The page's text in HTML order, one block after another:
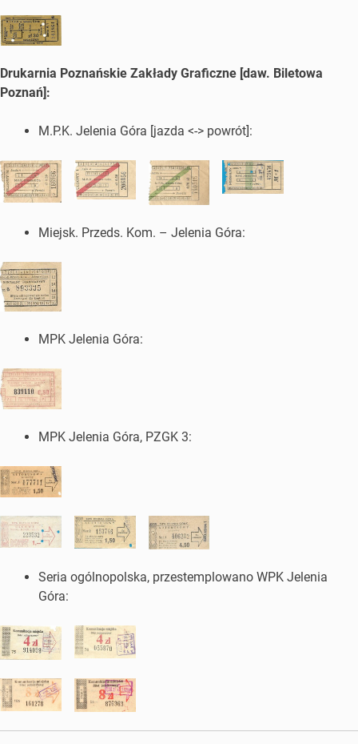
Drukarnia Poznańskie Zakłady Graficzne [daw. Biletowa
Poznań]:
M.P.K. Jelenia Góra [jazda <-> powrót]:
Miejsk. Przeds. Kom. – Jelenia Góra:
MPK Jelenia Góra:
MPK Jelenia Góra, PZGK 3:
Seria ogólnopolska, przestemplowano WPK Jelenia
Góra: